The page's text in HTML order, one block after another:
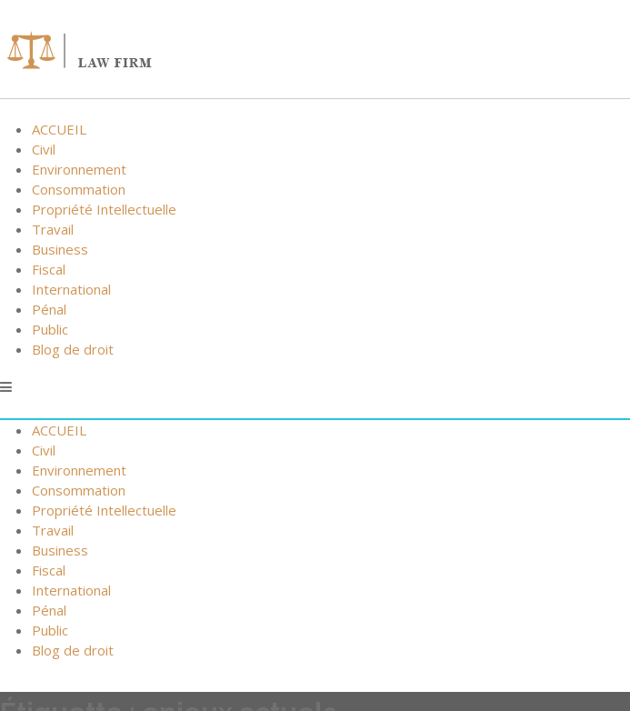
content
ACCUEIL
Civil
Environnement
Consommation
Propriété Intellectuelle
Travail
Business
Fiscal
International
Pénal
Public
Blog de droit
ACCUEIL
Civil
Environnement
Consommation
Propriété Intellectuelle
Travail
Business
Fiscal
International
Pénal
Public
Blog de droit